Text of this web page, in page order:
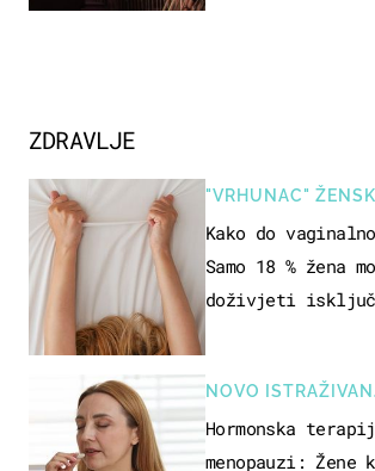
ZDRAVLJE
"VRHUNAC"
SEKSUALNOG
Kako do
Samo 18 % žena
doživjeti
NOVO
Hormonska
menopauzi: Žene